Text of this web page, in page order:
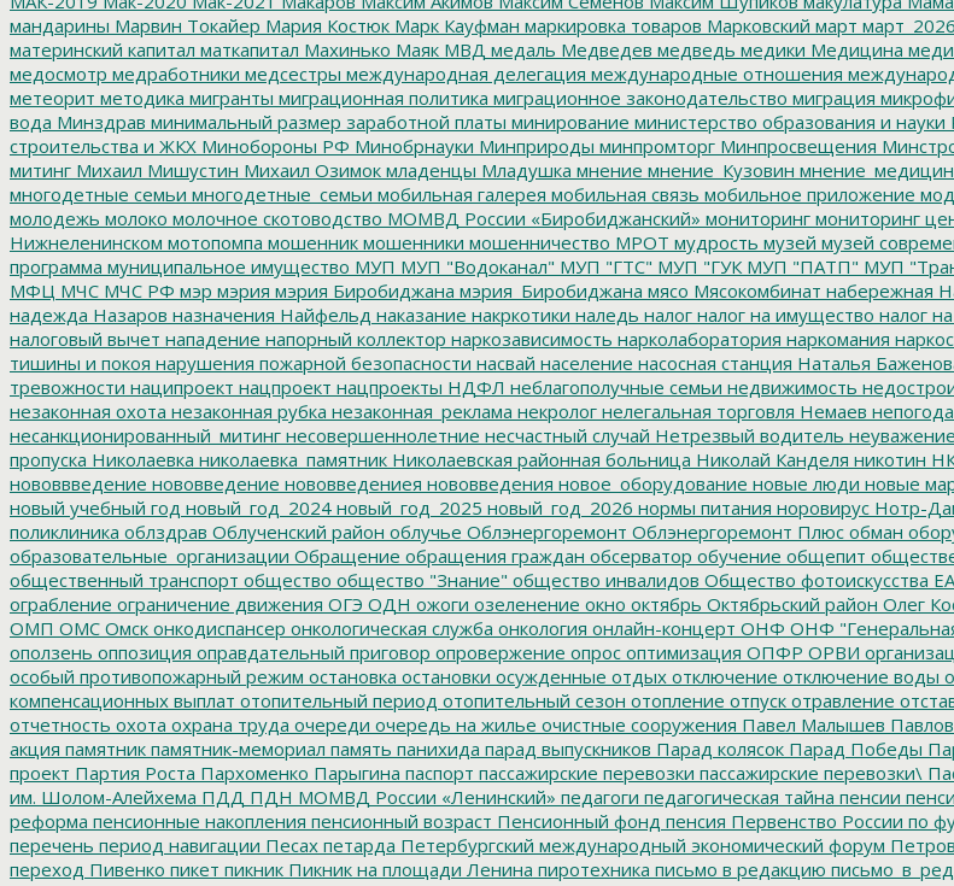
мандарины Марвин Токайер Мария Костюк Марк Кауфман маркировка товаров Марковский март март_2026
материнский капитал маткапитал Махинько Маяк МВД медаль Медведев медведь медики Медицина
медосмотр медработники медсестры международная делегация международные отношения
метеорит методика мигранты миграционная политика миграционное законодательство миграция
вода Минздрав минимальный размер заработной платы минирование министерство образования и
строительства и ЖКХ Минобороны РФ Минобрнауки Минприроды минпромторг Минпросвещения
митинг Михаил Мишустин Михаил Озимок младенцы Младушка мнение мнение_Кузовин
многодетные семьи многодетные_семьи мобильная галерея мобильная связь мобильное приложение
молодежь молоко молочное скотоводство МОМВД России «Биробиджанский» мониторинг мониторинг
Нижнеленинском мотопомпа мошенник мошенники мошенничество МРОТ мудрость музей музей
программа муниципальное имущество МУП МУП "Водоканал" МУП "ГТС" МУП "ГУКМУП "ПАТП" МУП
МФЦ МЧС МЧС РФ мэр мэрия мэрия Биробиджана мэрия_Биробиджана мясо Мясокомбинат набережная
надежда Назаров назначения Найфельд наказание накркотики наледь налог налог на имущество налог
налоговый вычет нападение напорный коллектор наркозависимость нарколаборатория наркомания
тишины и покоя нарушения пожарной безопасности насвай население насосная станция Наталья
тревожности наципроект нацпроект нацпроекты НДФЛ неблагополучные семьи недвижимость
незаконная охота незаконная рубка незаконная_реклама некролог нелегальная торговля Немаев непогода
несанкционированный_митинг несовершеннолетние несчастный случай Нетрезвый водитель
пропуска Николаевка николаевка_памятник Николаевская районная больница Николай Канделя никотин
нововвведение нововведение нововведениея нововведения новое_оборудование новые люди новые
новый учебный год новый_год_2024 новый_год_2025 новый_год_2026 нормы питания норовирус Нотр-
поликлиника облздрав Облученский район облучье Облэнергоремонт Облэнергоремонт Плюс обман
образовательные_организации Обращение обращения граждан обсерватор обучение общепит
общественный транспорт общество общество "Знание" общество инвалидов Общество фотоискусства
ограбление ограничение движения ОГЭ ОДН ожоги озеленение окно октябрь Октябрьский район Олег
ОМП ОМС Омск онкодиспансер онкологическая служба онкология онлайн-концерт ОНФ ОНФ
оползень оппозиция оправдательный приговор опровержение опрос оптимизация ОПФР ОРВИ
особый противопожарный режим остановка остановки осужденные отдых отключение отключение воды
компенсационных выплат отопительный период отопительный сезон отопление отпуск отравление
отчетность охота охрана труда очереди очередь на жилье очистные сооружения Павел Малышев
акция памятник памятник-мемориал память панихида парад выпускников Парад колясок Парад Победы
проект Партия Роста Пархоменко Парыгина паспорт пассажирские перевозки пассажирские перевозки\
им. Шолом-Алейхема ПДД ПДН МОМВД России «Ленинский» педагоги педагогическая тайна пенсии
реформа пенсионные накопления пенсионный возраст Пенсионный фонд пенсия Первенство России по
перечень период навигации Песах петарда Петербургский международный экономический форум
переход Пивенко пикет пикник Пикник на площади Ленина пиротехника письмо в редакцию